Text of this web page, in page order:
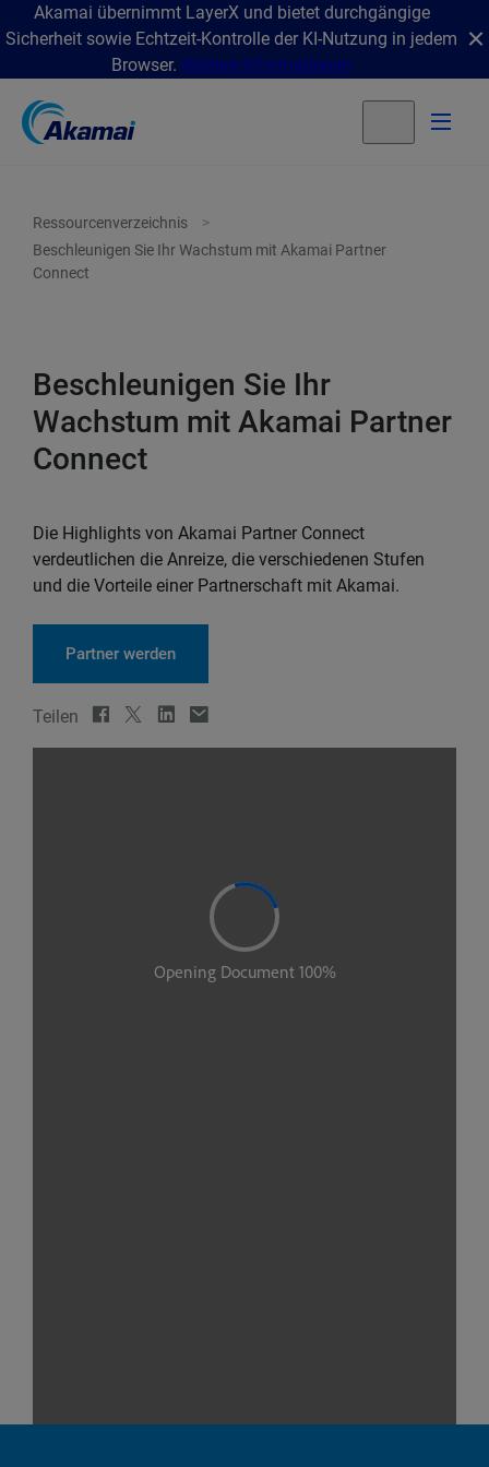
Akamai übernimmt LayerX und bietet durchgängige
Sicherheit sowie Echtzeit-Kontrolle der KI-Nutzung in jedem
Browser. Weitere Informationen
Ressourcenverzeichnis
Beschleunigen Sie Ihr Wachstum mit Akamai Partner
Connect
Beschleunigen Sie Ihr
Wachstum mit Akamai Partner
Connect
Die Highlights von Akamai Partner Connect
verdeutlichen die Anreize, die verschiedenen Stufen
und die Vorteile einer Partnerschaft mit Akamai.
Partner werden
Teilen